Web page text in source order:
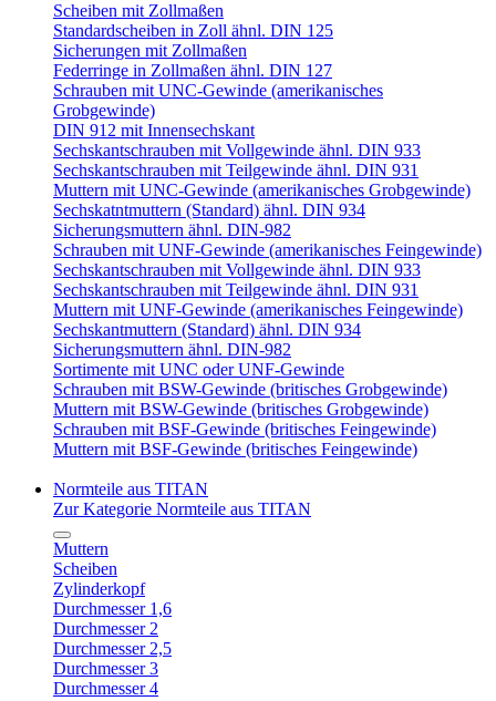
Scheiben mit Zollmaßen
Standardscheiben in Zoll ähnl. DIN 125
Sicherungen mit Zollmaßen
Federringe in Zollmaßen ähnl. DIN 127
Schrauben mit UNC-Gewinde (amerikanisches
Grobgewinde)
DIN 912 mit Innensechskant
Sechskantschrauben mit Vollgewinde ähnl. DIN 933
Sechskantschrauben mit Teilgewinde ähnl. DIN 931
Muttern mit UNC-Gewinde (amerikanisches Grobgewinde)
Sechskatntmuttern (Standard) ähnl. DIN 934
Sicherungsmuttern ähnl. DIN-982
Schrauben mit UNF-Gewinde (amerikanisches Feingewinde)
Sechskantschrauben mit Vollgewinde ähnl. DIN 933
Sechskantschrauben mit Teilgewinde ähnl. DIN 931
Muttern mit UNF-Gewinde (amerikanisches Feingewinde)
Sechskantmuttern (Standard) ähnl. DIN 934
Sicherungsmuttern ähnl. DIN-982
Sortimente mit UNC oder UNF-Gewinde
Schrauben mit BSW-Gewinde (britisches Grobgewinde)
Muttern mit BSW-Gewinde (britisches Grobgewinde)
Schrauben mit BSF-Gewinde (britisches Feingewinde)
Muttern mit BSF-Gewinde (britisches Feingewinde)
Normteile aus TITAN
Zur Kategorie Normteile aus TITAN
Muttern
Scheiben
Zylinderkopf
Durchmesser 1,6
Durchmesser 2
Durchmesser 2,5
Durchmesser 3
Durchmesser 4